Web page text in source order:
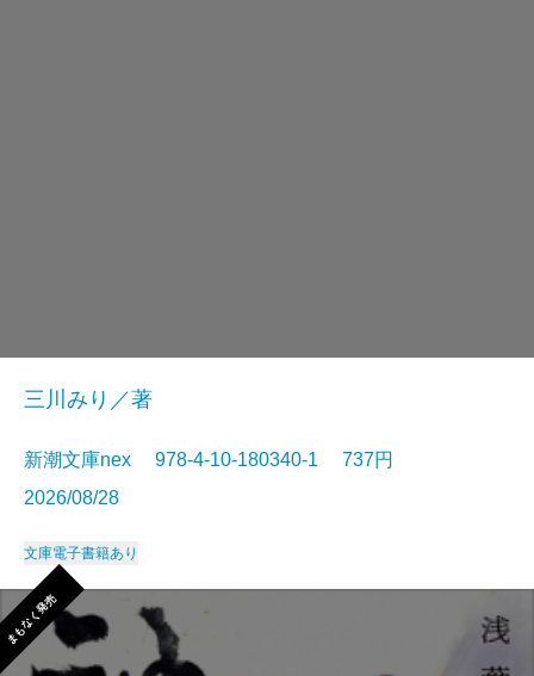
三川みり／著
新潮文庫nex 978-4-10-180340-1 737円
2026/08/28
文庫電子書籍あり
まもなく発売